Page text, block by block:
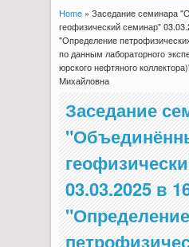
You are here
Home» Заседание семинара
геофизический семинар"
"Определение
по данным лабораторного
юрского нефтяного
Михайловна
Заседание
03.03.2025 в